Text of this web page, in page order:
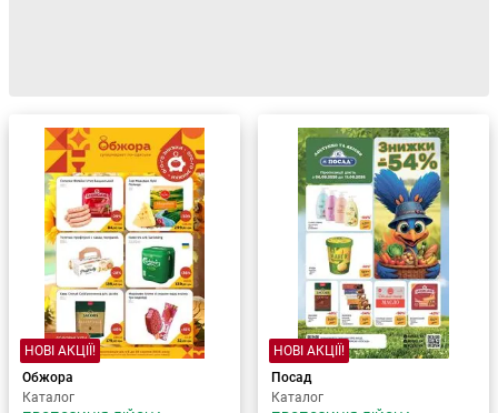
НОВІ АКЦІЇ!
Обжора
Каталог
НОВІ АКЦІЇ!
Посад
Каталог